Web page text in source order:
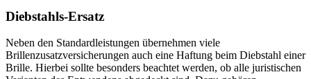
Diebstahls-Ersatz
Neben den Standardleistungen übernehmen viele
Brillenzusatzversicherungen auch eine Haftung beim Diebstahl einer
Brille. Hierbei sollte besonders beachtet werden, ob alle juristischen